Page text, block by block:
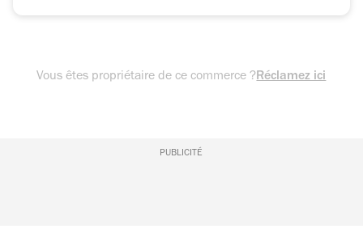
Vous êtes propriétaire de ce commerce ?Réclamez ici
PUBLICITÉ